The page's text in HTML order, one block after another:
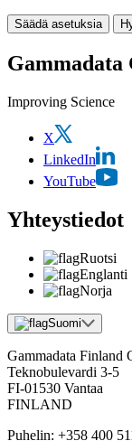
Säädä asetuksia
Gammadata
Improving Science
X
LinkedIn
YouTube
Yhteystiedot
Ruotsi
Englanti
Norja
Suomi
Gammadata Finland
Teknobulevardi 3-5
FI-01530 Vantaa
FINLAND
Puhelin: +358 400